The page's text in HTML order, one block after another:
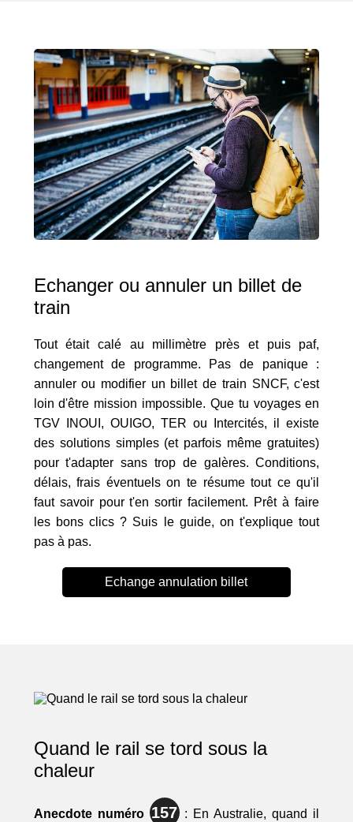
Echanger ou annuler un billet de
train
Tout était calé au millimètre près et puis paf,
changement de programme. Pas de panique :
annuler ou modifier un billet de train SNCF, c'est
loin d'être mission impossible. Que tu voyages en
TGV INOUI, OUIGO, TER ou Intercités, il existe
des solutions simples (et parfois même gratuites)
pour t'adapter sans trop de galères. Conditions,
délais, frais éventuels on te résume tout ce qu'il
faut savoir pour t'en sortir facilement. Prêt à faire
les bons clics ? Suis le guide, on t'explique tout
pas à pas.
Echange annulation billet
Quand le rail se tord sous la
chaleur
Anecdote numéro 157: En Australie, quand il